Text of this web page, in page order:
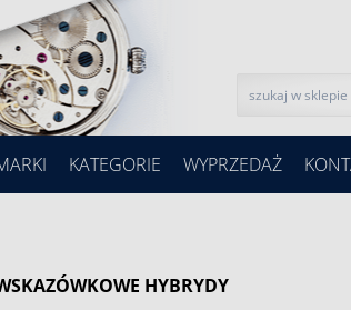
KATEGORIE WYPRZEDAŻ
HYBRYDY